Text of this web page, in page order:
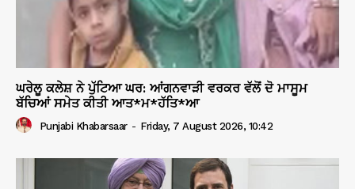
ਘਰੇਲੂ ਕਲੇਸ਼ ਨੇ ਪੁੱਟਿਆ ਘਰ: ਆਂਗਨਵਾੜੀ ਵਰਕਰ ਵੱਲੋਂ ਦੋ ਮਾਸੂਮ
ਬੱਚਿਆਂ ਸਮੇਤ ਕੀਤੀ ਆਤ*ਮ*ਹੱਤਿ*ਆ
Punjabi Khabarsaar - Friday, 7 August 2026, 10:42